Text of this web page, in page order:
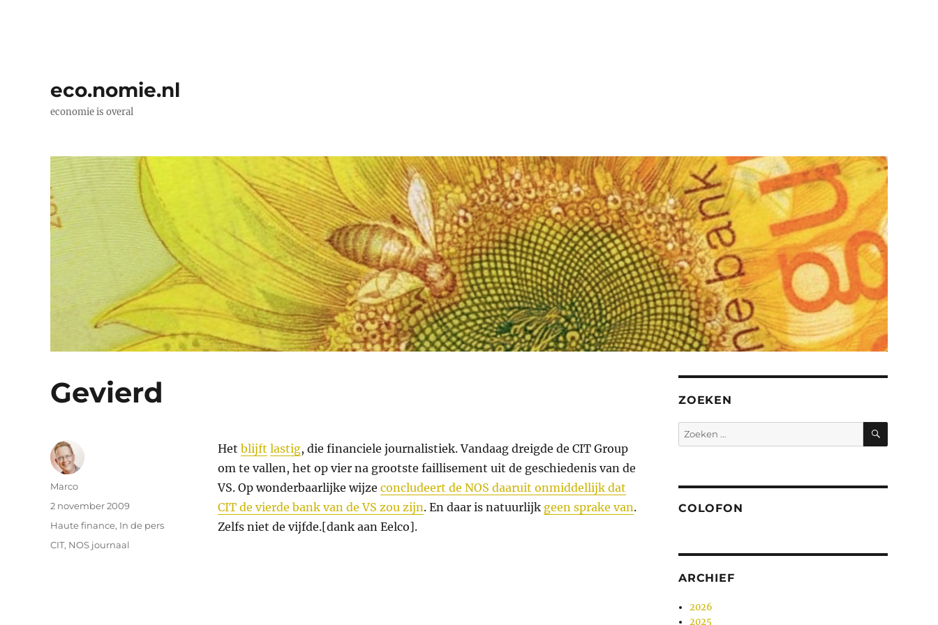
eco.nomie.nl
economie is overal
Gevierd
Het blijft lastig, die financiele journalistiek. Vandaag dreigde de CIT Group
om te vallen, het op vier na grootste faillisement uit de geschiedenis van de
VS. Op wonderbaarlijke wijze concludeert de NOS daaruit onmiddellijk dat
CIT de vierde bank van de VS zou zijn. En daar is natuurlijk geen sprake van.
Zelfs niet de vijfde.[dank aan Eelco].
Auteur
Marco
Geplaatst
2 november 2009
Categorieën
Haute finance, In de pers
Tags
CIT, NOS journaal
ZOEKEN
Zoeken
naar:
ZOEKEN
COLOFON
ARCHIEF
2026
2025